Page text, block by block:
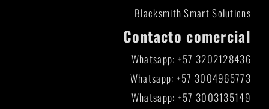
Blacksmith Smart Solutions
Contacto comercial
Whatsapp: +57 3202128436
Whatsapp: +57 3004965773
Whatsapp: +57 3003135149